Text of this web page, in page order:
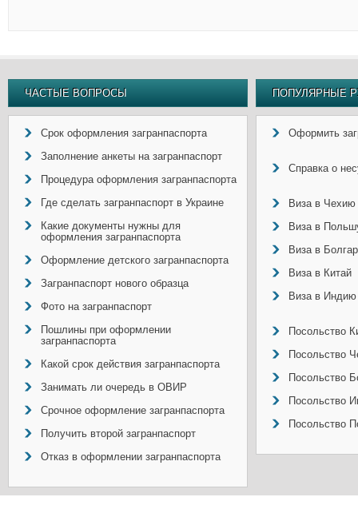
ЧАСТЫЕ ВОПРОСЫ
Срок оформления загранпаспорта
Заполнение анкеты на загранпаспорт
Процедура оформления загранпаспорта
Где сделать загранпаспорт в Украине
Какие документы нужны для
оформления загранпаспорта
Оформление детского загранпаспорта
Загранпаспорт нового образца
Фото на загранпаспорт
Пошлины при оформлении
загранпаспорта
Какой срок действия загранпаспорта
Занимать ли очередь в ОВИР
Срочное оформление загранпаспорта
Получить второй загранпаспорт
Отказ в оформлении загранпаспорта
ПОПУЛЯРНЫЕ
Оформить
Справка о
Виза в Чехию
Виза в
Виза в
Виза в Китай
Виза в Индию
Посольство
Посольство
Посольство
Посольство
Посольство